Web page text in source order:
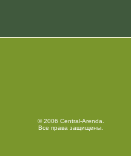
© 2006 Central-Arenda.
Все права защищены.